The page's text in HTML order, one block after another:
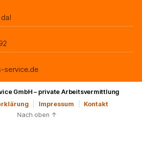
service.de
GmbH – private Arbeitsvermittlung
Impressum
Kontakt
Nach oben ↑